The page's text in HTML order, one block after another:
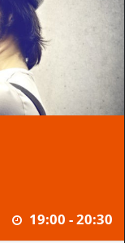
19:00 - 20:30